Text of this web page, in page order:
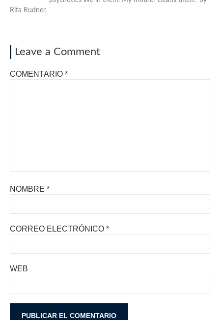
Rita Rudner.
Leave a Comment
COMENTARIO *
NOMBRE *
CORREO ELECTRÓNICO *
WEB